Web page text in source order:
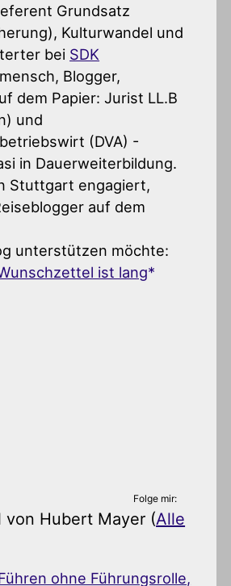
Grundsatz
Kulturwandel und
bei SDK
Blogger,
dem Papier: Jurist LL.B
und
(DVA) -
in Dauerweiterbildung.
Stuttgart engagiert,
auf dem
unterstützen möchte:
ist lang
Folge mir:
Hubert Mayer (Alle
ohne Führungsrolle,